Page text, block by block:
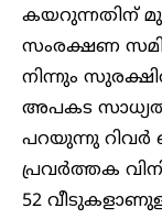
കയറുന്നതിന്
സംരക്ഷണ
നിന്നും
അപകട
പറയുന്നു റിവർ
പ്രവർത്തക
52